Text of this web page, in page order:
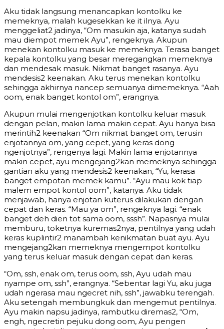
Aku tidak langsung menancapkan kontolku ke
memeknya, malah kugesekkan ke it ilnya. Ayu
menggeliat2 jadinya, “Om masukin aja, katanya sudah
mau diempot memek Ayu”, rengeknya. Akupun
menekan kontolku masuk ke memeknya. Terasa banget
kepala kontolku yang besar meregangkan memeknya
dan mendesak masuk. Nikmat banget rasanya. Ayu
mendesis2 keenakan. Aku terus menekan kontolku
sehingga akhirnya nancep semuanya dimemeknya. “Aah
oom, enak banget kontol om”, erangnya.
Akupun mulai mengenjotkan kontolku keluar masuk
dengan pelan, makin lama makin cepat. Ayu hanya bisa
merintih2 keenakan “Om nikmat banget om, terusin
enjotannya om, yang cepet, yang keras dong
ngenjotnya”, rengenya lagi. Makin lama enjotannya
makin cepet, ayu mengejang2kan memeknya sehingga
gantian aku yang mendesis2 keenakan, “Yu, kerasa
banget empotan memek kamu”. “Ayu mau kok tiap
malem empot kontol oom”, katanya. Aku tidak
menjawab, hanya enjotan kuterus dilakukan dengan
cepat dan keras. “Mau ya om”, rengeknya lagi. “enak
banget deh dien tot sama oom, sssh”. Napasnya mulai
memburu, toketnya kuremas2nya, pentilnya yang udah
keras kuplintir2 manambah kenikmatan buat ayu. Ayu
mengejang2kan memeknya mengempot kontolku
yang terus keluar masuk dengan cepat dan keras.
“Om, ssh, enak om, terus oom, ssh, Ayu udah mau
nyampe om, ssh”, erangnya. “Sebentar lagi Yu, aku juga
udah ngerasa mau ngecret nih, ssh”, jawabku terengah.
Aku setengah membungkuk dan mengemut pentilnya.
Ayu makin napsu jadinya, rambutku diremas2, “Om,
engh, ngecretin pejuku dong oom, Ayu pengen